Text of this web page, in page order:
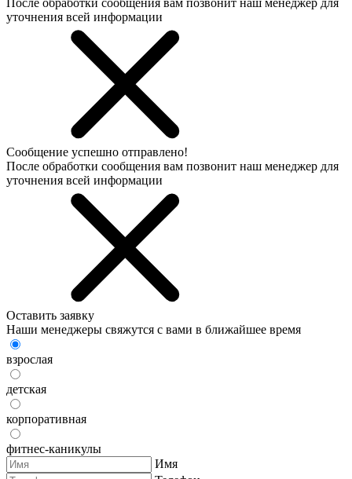
После обработки сообщения вам позвонит наш менеджер для
уточнения всей информации
Сообщение успешно отправлено!
После обработки сообщения вам позвонит наш менеджер для
уточнения всей информации
Оставить заявку
Наши менеджеры свяжутся с вами в ближайшее время
взрослая
детская
корпоративная
фитнес-каникулы
Имя